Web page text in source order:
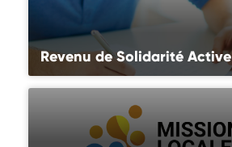
Revenu de Solidarité Active